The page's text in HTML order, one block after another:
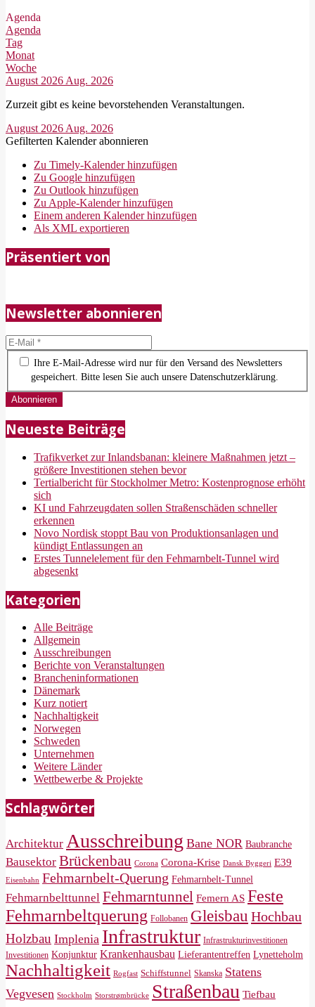
Agenda
Agenda
Tag
Monat
Woche
August 2026 Aug. 2026
Zurzeit gibt es keine bevorstehenden Veranstaltungen.
August 2026 Aug. 2026
Gefilterten Kalender abonnieren
Zu Timely-Kalender hinzufügen
Zu Google hinzufügen
Zu Outlook hinzufügen
Zu Apple-Kalender hinzufügen
Einem anderen Kalender hinzufügen
Als XML exportieren
2018-
05-
Präsentiert von
Newsletter abonnieren
Ihre E-Mail-Adresse wird nur für den Versand des Newsletters
gespeichert. Bitte lesen Sie auch unsere Datenschutzerklärung.
Neueste Beiträge
Trafikverket zur Inlandsbanan: kleinere Maßnahmen jetzt –
größere Investitionen stehen bevor
Tertialbericht für Stockholmer Metro: Kostenprognose erhöht
sich
KI und Fahrzeugdaten sollen Straßenschäden schneller
erkennen
Novo Nordisk stoppt Bau von Produktionsanlagen und
kündigt Entlassungen an
Erstes Tunnelelement für den Fehmarnbelt-Tunnel wird
abgesenkt
Kategorien
Alle Beiträge
Allgemein
Ausschreibungen
Berichte von Veranstaltungen
Brancheninformationen
Dänemark
Kurz notiert
Nachhaltigkeit
Norwegen
Schweden
Unternehmen
Weitere Länder
Wettbewerbe & Projekte
Schlagwörter
Architektur Ausschreibung Bane NOR Baubranche
Bausektor Brückenbau Corona Corona-Krise Dansk Byggeri E39
Eisenbahn Fehmarnbelt-Querung Fehmarnbelt-Tunnel
Fehmarnbelttunnel Fehmarntunnel Femern AS Feste
Fehmarnbeltquerung Follobanen Gleisbau Hochbau
Holzbau Implenia Infrastruktur Infrastrukturinvestitionen
Investitionen Konjunktur Krankenhausbau Lieferantentreffen Lynetteholm
Nachhaltigkeit Rogfast Schiffstunnel Skanska Statens
Vegvesen Stockholm Storstrømbrücke Straßenbau Tiefbau